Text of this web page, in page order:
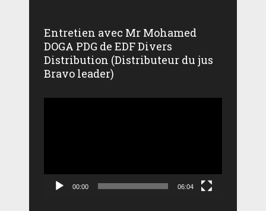
Entretien avec Mr Mohamed
DOGA PDG de EDF Divers
Distribution (Distributeur du jus
Bravo leader)
00:00 06:04